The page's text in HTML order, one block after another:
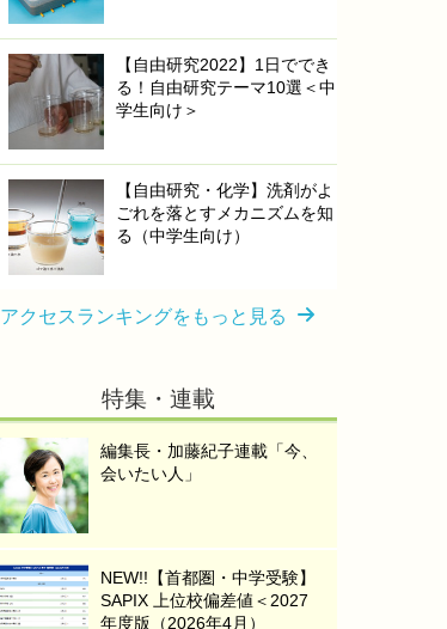
【自由研究2022】1日ででき
る！自由研究テーマ10選＜中
学生向け＞
【自由研究・化学】洗剤がよ
ごれを落とすメカニズムを知
る（中学生向け）
アクセスランキングをもっと見る
特集・連載
編集長・加藤紀子連載「今、
会いたい人」
NEW!!【首都圏・中学受験】
SAPIX 上位校偏差値＜2027
年度版（2026年4月）